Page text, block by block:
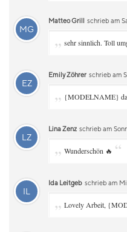
MG
Matteo Grill schrieb am
„ sehr sinnlich. Toll
EZ
Emily Zöhrer schrieb am
„ {MODELNAME}
LZ
Lina Zenz schrieb am
„ Wunderschön 🔥 “
IL
Ida Leitgeb schrieb am
„ Lovely Arbeit,